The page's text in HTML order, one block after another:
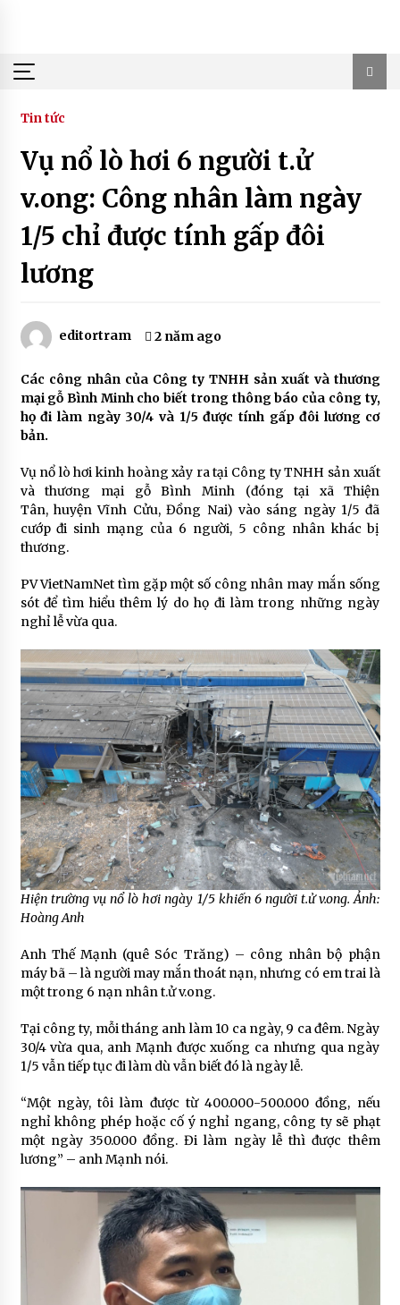
Tin tức
Vụ nổ lò hơi 6 người t.ử
v.ong: Công nhân làm ngày
1/5 chỉ được tính gấp đôi
lương
editortram 2 năm ago
Các công nhân của Công ty TNHH sản xuất và thương
mại gỗ Bình Minh cho biết trong thông báo của công ty,
họ đi làm ngày 30/4 và 1/5 được tính gấp đôi lương cơ
bản.
Vụ nổ lò hơi kinh hoàng xảy ra tại Công ty TNHH sản xuất
và thương mại gỗ Bình Minh (đóng tại xã Thiện
Tân, huyện Vĩnh Cửu, Đồng Nai) vào sáng ngày 1/5 đã
cướp đi sinh mạng của 6 người, 5 công nhân khác bị
thương.
PV VietNamNet tìm gặp một số công nhân may mắn sống
sót để tìm hiểu thêm lý do họ đi làm trong những ngày
nghỉ lễ vừa qua.
Hiện trường vụ nổ lò hơi ngày 1/5 khiến 6 người t.ử v.ong. Ảnh:
Hoàng Anh
Anh Thế Mạnh (quê Sóc Trăng) – công nhân bộ phận
máy bã – là người may mắn thoát nạn, nhưng có em trai là
một trong 6 nạn nhân t.ử v.ong.
Tại công ty, mỗi tháng anh làm 10 ca ngày, 9 ca đêm. Ngày
30/4 vừa qua, anh Mạnh được xuống ca nhưng qua ngày
1/5 vẫn tiếp tục đi làm dù vẫn biết đó là ngày lễ.
“Một ngày, tôi làm được từ 400.000-500.000 đồng, nếu
nghỉ không phép hoặc cố ý nghỉ ngang, công ty sẽ phạt
một ngày 350.000 đồng. Đi làm ngày lễ thì được thêm
lương” – anh Mạnh nói.